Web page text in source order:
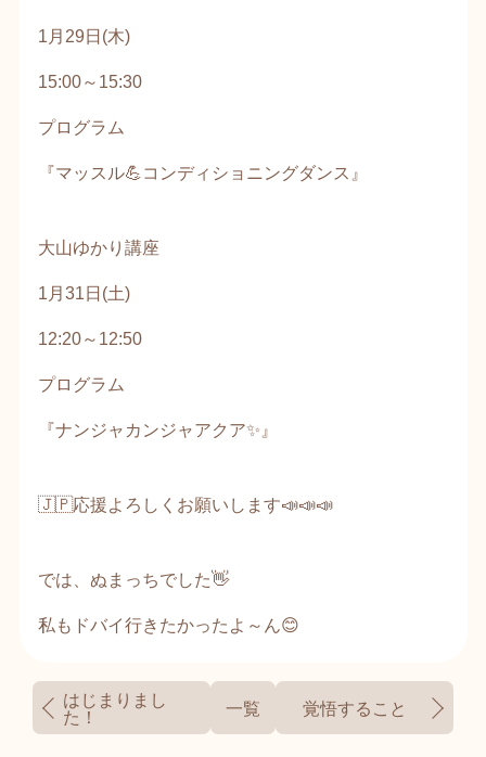
1月29日(木)
15:00～15:30
プログラム
『マッスル💪コンディショニングダンス』
大山ゆかり講座
1月31日(土)
12:20～12:50
プログラム
『ナンジャカンジャアクア✨』
🇯🇵応援よろしくお願いします📣📣📣
では、ぬまっちでした👋
私もドバイ行きたかったよ～ん😊
はじまりまし
た！
一覧 覚悟すること